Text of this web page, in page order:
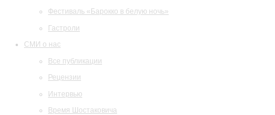
Фестиваль «Барокко в белую ночь»
Гастроли
СМИ о нас
Все публикации
Рецензии
Интервью
Время Шостаковича